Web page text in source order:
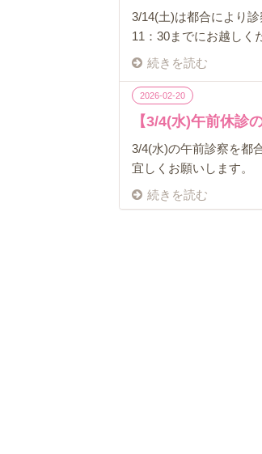
3/14(土)は都合により
11：30までにお越しく
続きを読む
2026-02-20
【3/4(水)午前休診
3/4(水)の午前診察を都
宜しくお願いします。
続きを読む